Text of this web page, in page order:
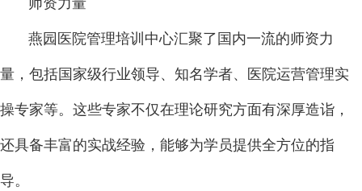
师资力量
燕园医院管理培训中心汇聚了国内一流的师资力
量，包括国家级行业领导、知名学者、医院运营管理实
操专家等。这些专家不仅在理论研究方面有深厚造诣，
还具备丰富的实战经验，能够为学员提供全方位的指
导。